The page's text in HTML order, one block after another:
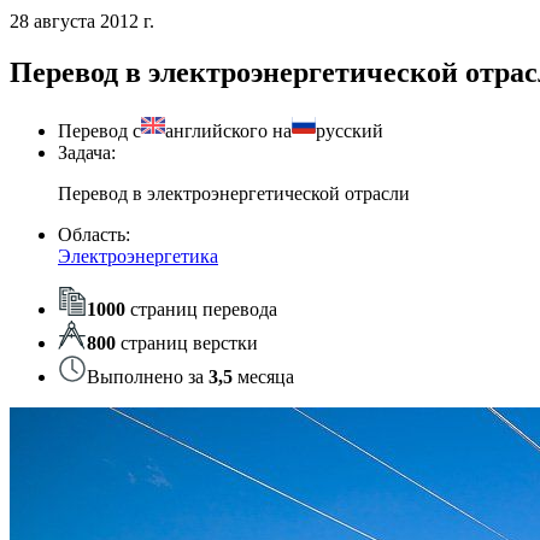
28 августа 2012 г.
Перевод в электроэнергетической
Перевод с английского на
русский
Задача:
Перевод в электроэнергетической отрасли
Область:
Электроэнергетика
1000 страниц перевода
800 страниц верстки
Выполнено за 3,5 месяца